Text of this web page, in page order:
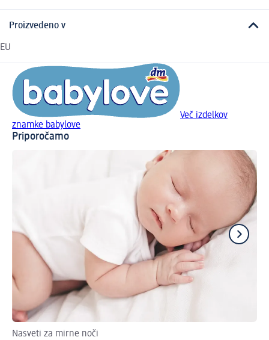
Proizvedeno v
EU
Več izdelkov
znamke babylove
Priporočamo
Nasveti za mirne noči